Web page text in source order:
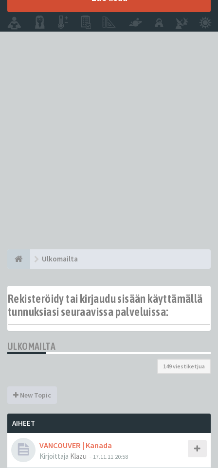
Ulkomailta
Rekisteröidy tai kirjaudu sisään käyttämällä
tunnuksiasi seuraavissa palveluissa:
ULKOMAILTA
149 viestiketjua
New Topic
AIHEET
VANCOUVER | Kanada
Kirjoittaja Klazu - 17.11.11 20:58